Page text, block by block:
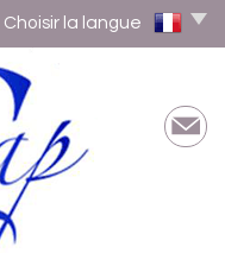
Choisir la langue